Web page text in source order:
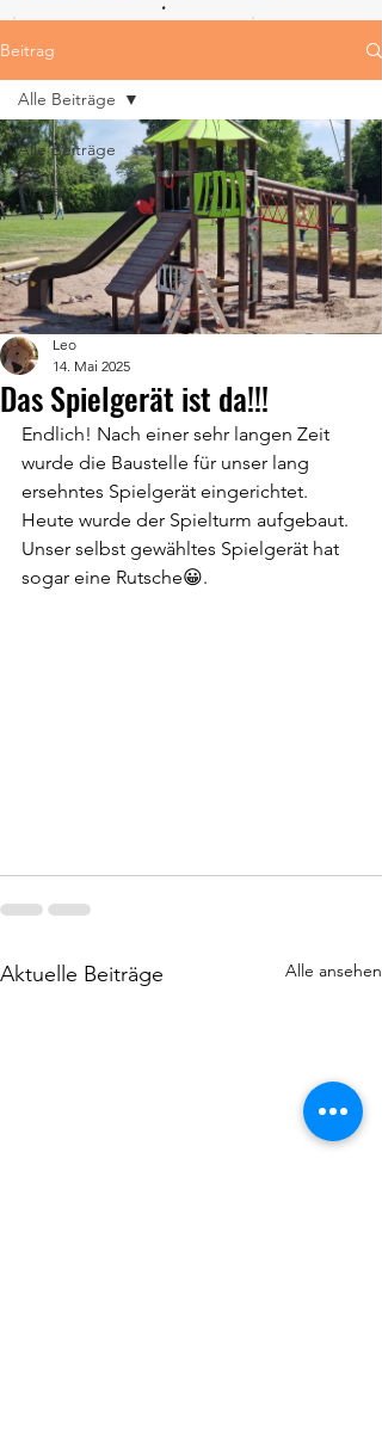
Beitrag
Alle Beiträge
Kinder
Alle Beiträge
Das Spielgerät ist da!!!
Leo
14. Mai 2025
Endlich! Nach einer sehr langen Zeit
wurde die Baustelle für unser lang
ersehntes Spielgerät eingerichtet.
Heute wurde der Spielturm aufgebaut.
Unser selbst gewähltes Spielgerät hat
sogar eine Rutsche😀.
Aktuelle Beiträge Alle ansehen